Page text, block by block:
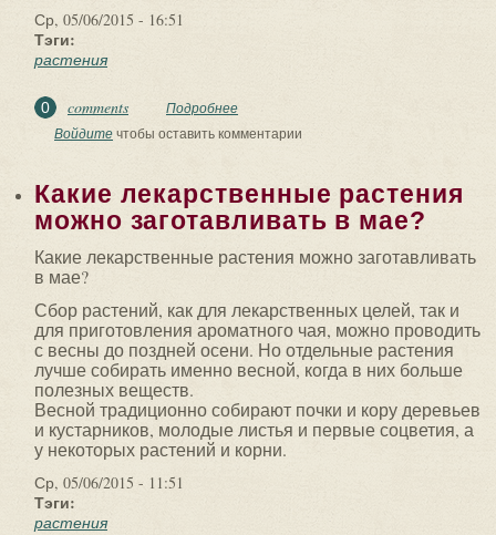
Ср, 05/06/2015 - 16:51
Тэги:
растения
0 comments Подробнее
Бога.
Войдитечтобы оставить комментарии
Какие лекарственные растения
можно заготавливать в мае?
Какие лекарственные растения можно заготавливать
в мае?
Сбор растений, как для лекарственных целей, так и
для приготовления ароматного чая, можно проводить
с весны до поздней осени. Но отдельные растения
лучше собирать именно весной, когда в них больше
полезных веществ.
Весной традиционно собирают почки и кору деревьев
и кустарников, молодые листья и первые соцветия, а
у некоторых растений и корни.
Ср, 05/06/2015 - 11:51
Тэги:
растения